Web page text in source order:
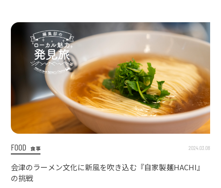
FOOD 食事 2024.03.08
会津のラーメン文化に新風を吹き込む『自家製麺HACHI』
の挑戦